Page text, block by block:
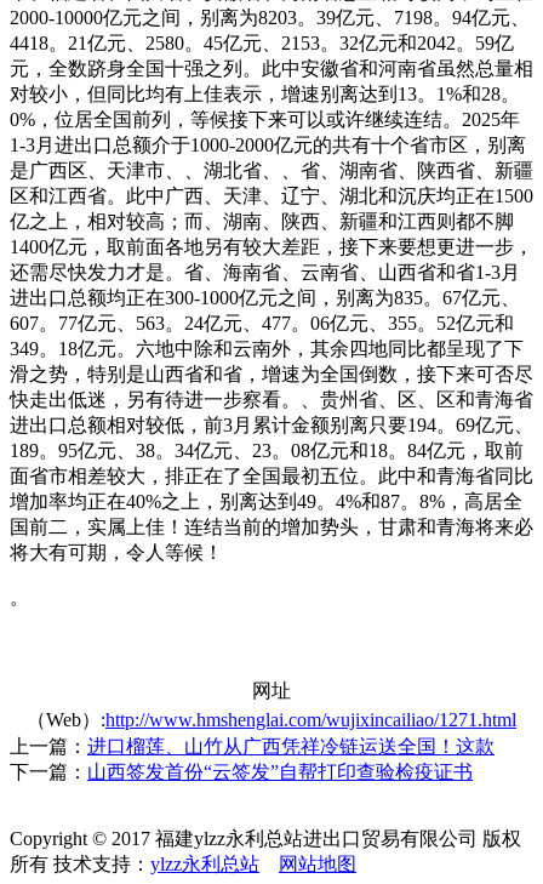
2000-10000亿元之间，别离为8203。39亿元、7198。94亿元、
4418。21亿元、2580。45亿元、2153。32亿元和2042。59亿
元，全数跻身全国十强之列。此中安徽省和河南省虽然总量相
对较小，但同比均有上佳表示，增速别离达到13。1%和28。
0%，位居全国前列，等候接下来可以或许继续连结。2025年
1-3月进出口总额介于1000-2000亿元的共有十个省市区，别离
是广西区、天津市、、湖北省、、省、湖南省、陕西省、新疆
区和江西省。此中广西、天津、辽宁、湖北和沉庆均正在1500
亿之上，相对较高；而、湖南、陕西、新疆和江西则都不脚
1400亿元，取前面各地另有较大差距，接下来要想更进一步，
还需尽快发力才是。省、海南省、云南省、山西省和省1-3月
进出口总额均正在300-1000亿元之间，别离为835。67亿元、
607。77亿元、563。24亿元、477。06亿元、355。52亿元和
349。18亿元。六地中除和云南外，其余四地同比都呈现了下
滑之势，特别是山西省和省，增速为全国倒数，接下来可否尽
快走出低迷，另有待进一步察看。、贵州省、区、区和青海省
进出口总额相对较低，前3月累计金额别离只要194。69亿元、
189。95亿元、38。34亿元、23。08亿元和18。84亿元，取前
面省市相差较大，排正在了全国最初五位。此中和青海省同比
增加率均正在40%之上，别离达到49。4%和87。8%，高居全
国前二，实属上佳！连结当前的增加势头，甘肃和青海将来必
将大有可期，令人等候！
。
网址
（Web）:http://www.hmshenglai.com/wujixincailiao/1271.html
上一篇： 进口榴莲、山竹从广西凭祥冷链运送全国！这款
下一篇： 山西签发首份“云签发”自帮打印查验检疫证书
Copyright © 2017 福建ylzz永利总站进出口贸易有限公司 版权
所有 技术支持： ylzz永利总站 网站地图